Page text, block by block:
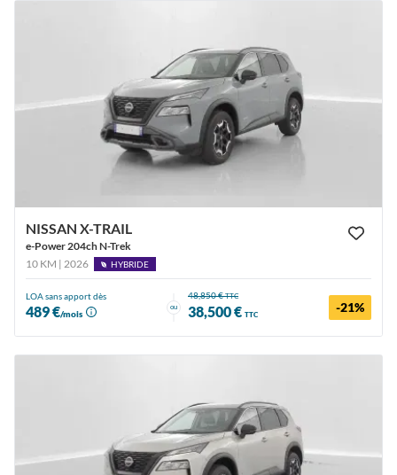
NISSAN X-TRAIL
e-Power 204ch N-Trek
10 KM | 2026
HYBRIDE
LOA sans apport dès
489 €/mois
ou
48,850 €TTC
38,500 € TTC -21%